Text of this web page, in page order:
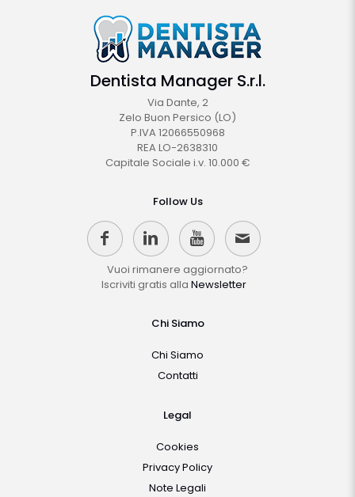
Dentista Manager S.r.l.
Via Dante, 2
Zelo Buon Persico (LO)
P.IVA 12066550968
REA LO-2638310
Capitale Sociale i.v. 10.000 €
Follow Us
Vuoi rimanere aggiornato?
Iscriviti gratis alla Newsletter
Chi Siamo
Chi Siamo
Contatti
Legal
Cookies
Privacy Policy
Note Legali